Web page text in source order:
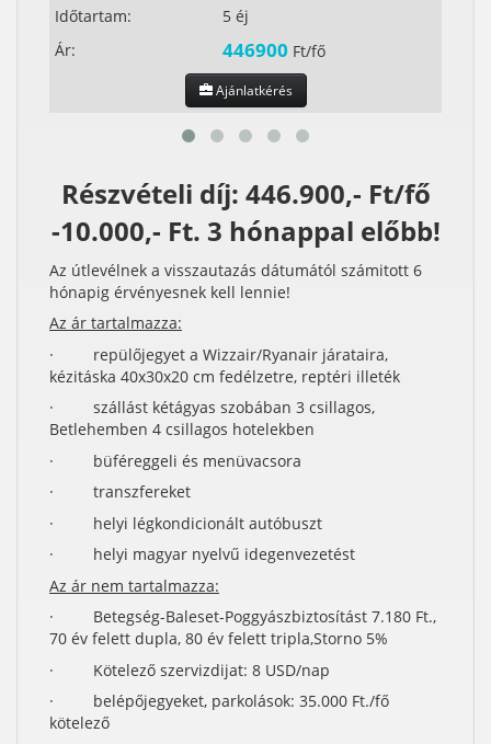
Időtartam:
5 éj
Ár:
446900 Ft/fő
Ajánlatkérés
Részvételi díj: 446.900,- Ft/fő
-10.000,- Ft. 3 hónappal előbb!
Az útlevélnek a visszautazás dátumától számitott 6
hónapig érvényesnek kell lennie!
Az ár tartalmazza:
· repülőjegyet a Wizzair/Ryanair járataira,
kézitáska 40x30x20 cm fedélzetre, reptéri illeték
· szállást kétágyas szobában 3 csillagos,
Betlehemben 4 csillagos hotelekben
· büféreggeli és menüvacsora
· transzfereket
· helyi légkondicionált autóbuszt
· helyi magyar nyelvű idegenvezetést
Az ár nem tartalmazza:
· Betegség-Baleset-Poggyászbiztosítást 7.180 Ft.,
70 év felett dupla, 80 év felett tripla,Storno 5%
· Kötelező szervizdijat: 8 USD/nap
· belépőjegyeket, parkolások: 35.000 Ft./fő
kötelező